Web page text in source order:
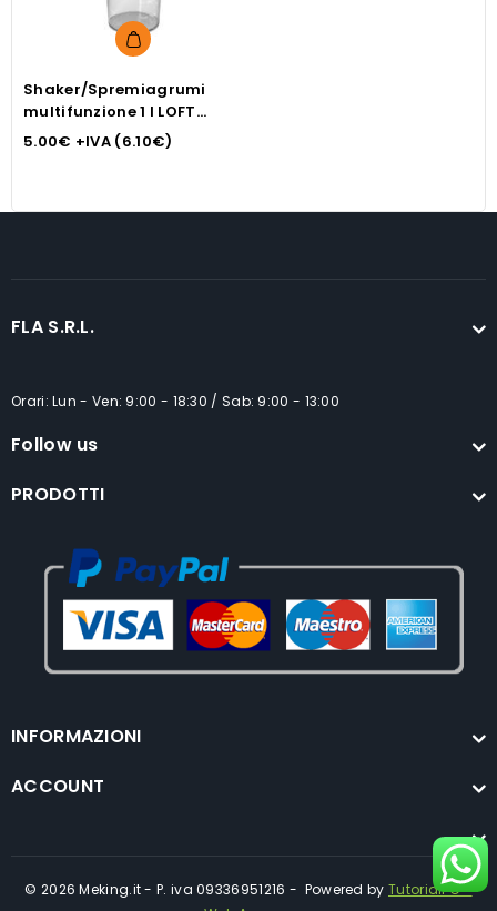
Shaker/Spremiagrumi
multifunzione 1 l LOFT
verde
5.00€ +IVA (6.10€)
FLA S.R.L.
Orari: Lun - Ven: 9:00 - 18:30 / Sab: 9:00 - 13:00
Follow us
PRODOTTI
INFORMAZIONI
ACCOUNT
© 2026 Meking.it - P. iva 09336951216 - Powered by TutorialPC -